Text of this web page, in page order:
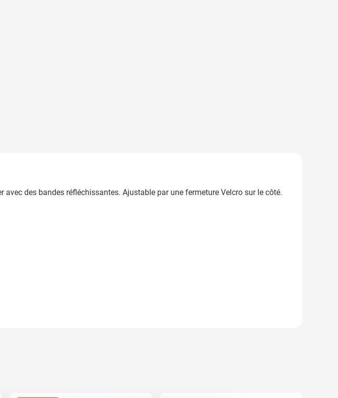
des bandes réfléchissantes. Ajustable par une fermeture Velcro sur le côté.